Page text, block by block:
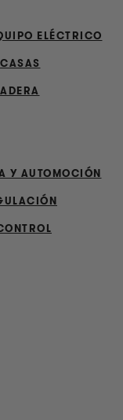
ELÉCTRICO
Y AUTOMOCIÓN